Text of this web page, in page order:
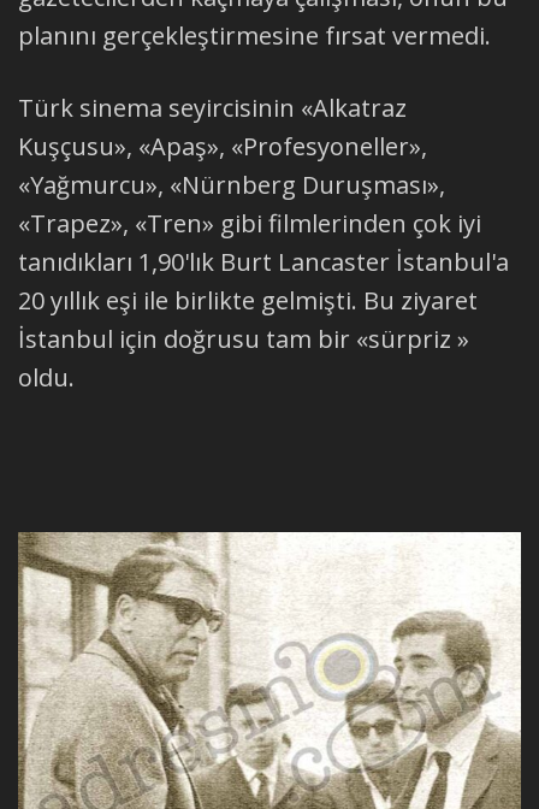
planını gerçekleştirmesine fırsat vermedi.
Türk sinema seyircisinin «Alkatraz
Kuşçusu», «Apaş», «Profesyoneller»,
«Yağmurcu», «Nürnberg Duruşması»,
«Trapez», «Tren» gibi filmlerinden çok iyi
tanıdıkları 1,90'lık Burt Lancaster İstanbul'a
20 yıllık eşi ile birlikte gelmişti. Bu ziyaret
İstanbul için doğrusu tam bir «sürpriz »
oldu.